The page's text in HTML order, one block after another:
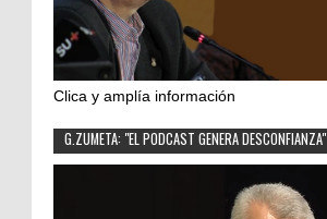
Clica y amplía información
G.ZUMETA: "EL PODCAST GENERA DESCONFIANZA"